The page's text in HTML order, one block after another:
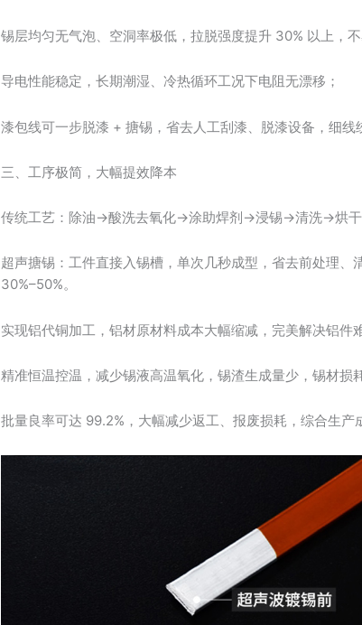
锡层均匀无气泡、空洞率极低，拉脱强度提升 30% 以上，不
导电性能稳定，长期潮湿、冷热循环工况下电阻无漂移；
漆包线可一步脱漆 + 搪锡，省去人工刮漆、脱漆设备，细线
三、工序极简，大幅提效降本
传统工艺：除油→酸洗去氧化→涂助焊剂→浸锡→清洗→烘干
超声搪锡：工件直接入锡槽，单次几秒成型，省去前处理、
30%–50%。
实现铝代铜加工，铝材原材料成本大幅缩减，完美解决铝件
精准恒温控温，减少锡液高温氧化，锡渣生成量少，锡材损
批量良率可达 99.2%，大幅减少返工、报废损耗，综合生产